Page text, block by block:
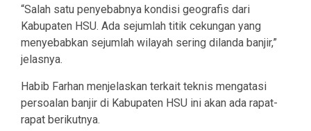
“Salah satu penyebabnya kondisi geografis dari
Kabupaten HSU. Ada sejumlah titik cekungan yang
menyebabkan sejumlah wilayah sering dilanda banjir,”
jelasnya.
Habib Farhan menjelaskan terkait teknis mengatasi
persoalan banjir di Kabupaten HSU ini akan ada rapat-
rapat berikutnya.